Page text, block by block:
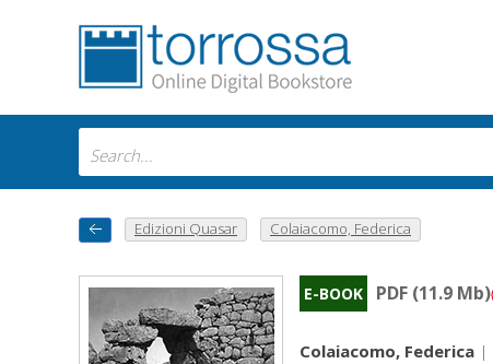
Edizioni Quasar Colaiacomo, Federica
E-BOOK PDF (11.9 Mb)
Colaiacomo, Federica |